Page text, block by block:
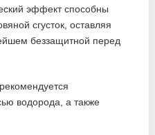
эффект способны
сгусток, оставляя
беззащитной перед